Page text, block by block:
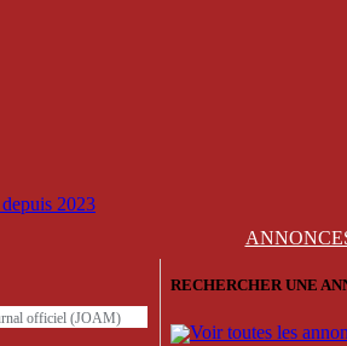
2023
officiel (JOAM)
RECHERCHER UNE
Voir toutes les